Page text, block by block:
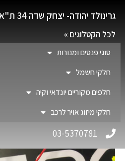
גרינולד יהודה- יצחק שדה 34 ת"א
לכל הקטלוגים »
סוגי פנסים ומנורות
חלקי חשמל
חלפים מקוריים יונדאי וקיה
חלקי מיזוג אויר לרכב
03-5370781